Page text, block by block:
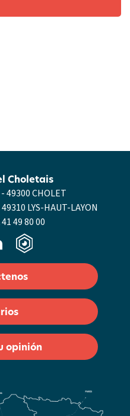
49300 CHOLET
LYS-HAUT-LAYON
49 80 00
Choletais
opinión